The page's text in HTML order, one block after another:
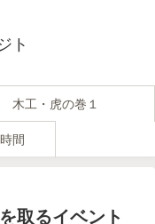
ト
木工・虎の巻１
間
取るイベント